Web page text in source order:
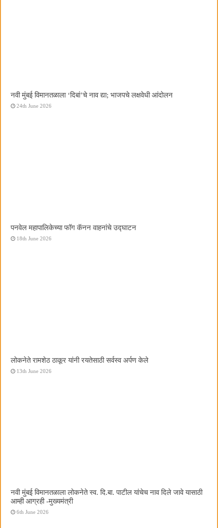
नवी मुंबई विमानतळाला ‌‘दिबां‌’चे नाव द्या; भाजपचे लक्षवेधी आंदोलन
24th June 2026
पनवेल महापालिकेच्या फॉग कॅनन वाहनांचे उद्घाटन
18th June 2026
लोकनेते रामशेठ ठाकूर यांनी रयतेसाठी सर्वस्व अर्पण केले
13th June 2026
नवी मुंबई विमानतळाला लोकनेते स्व. दि.बा. पाटील यांचेच नाव दिले जावे यासाठी
आम्ही आग्रही -मुख्यमंत्री
6th June 2026